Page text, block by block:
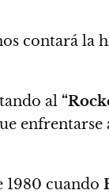
contará la
al
enfrentarse
1980 cuando